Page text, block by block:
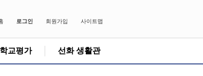
로그인 회원가입 사이트맵
학교평가 선화 생활관